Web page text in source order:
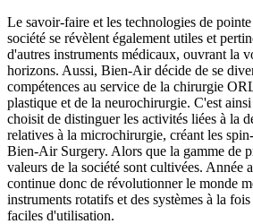
Le savoir-faire et les technologies de
société se révèlent également utiles et
d'autres instruments médicaux, ouvrant la
horizons. Aussi, Bien-Air décide de se
compétences au service de la chirurgie
plastique et de la neurochirurgie. C'est
choisit de distinguer les activités liées à la
relatives à la microchirurgie, créant les
Bien-Air Surgery. Alors que la gamme de
valeurs de la société sont cultivées. Année
continue donc de révolutionner le monde
instruments rotatifs et des systèmes à la
faciles d'utilisation.